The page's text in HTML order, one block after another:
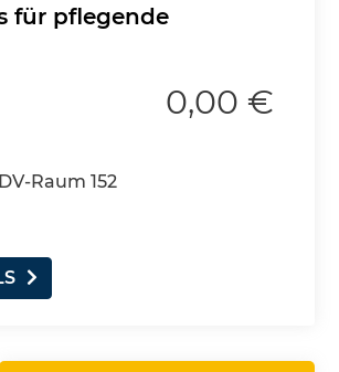
für pflegende
Raum 152
0,00 €